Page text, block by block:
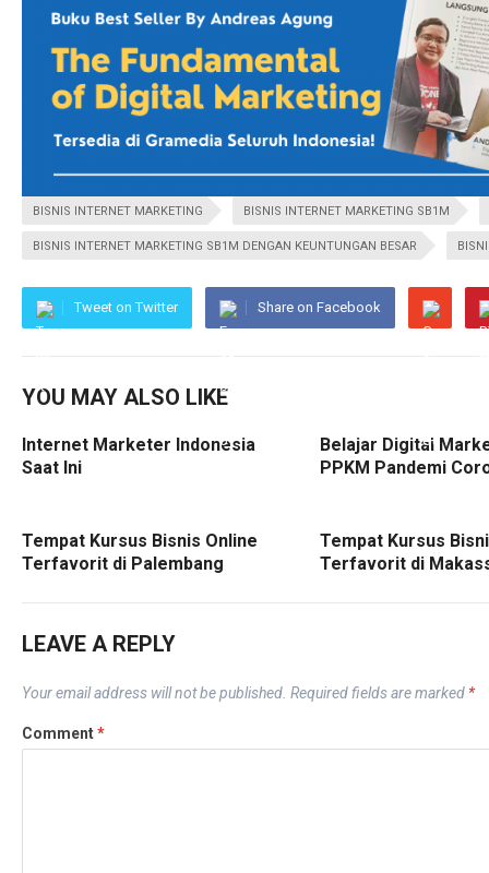
BISNIS INTERNET MARKETING BISNIS INTERNET MARKETING SB1M
BISNIS INTERNET MARKETING SB1M DENGAN KEUNTUNGAN BESAR
Tweet on Twitter Share on Facebook
YOU MAY ALSO LIKE
Internet Marketer Indonesia
Saat Ini
Belajar Digital
PPKM Pandemi
Tempat Kursus Bisnis Online
Terfavorit di Palembang
Tempat Kursus
Terfavorit di
LEAVE A REPLY
Your email address will not be published. Required fields are marked *
Comment*